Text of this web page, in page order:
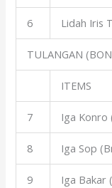
6 Lidah Iris
TULANGAN
ITEMS
7 Iga Konro
8 Iga Sop
9 Iga Bakar